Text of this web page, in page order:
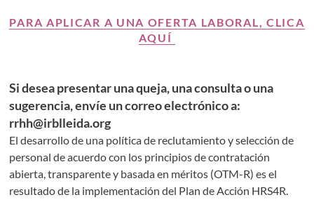
PARA APLICAR A UNA OFERTA LABORAL, CLICA
AQUÍ
Si desea presentar una queja, una consulta o una
sugerencia, envíe un correo electrónico a:
rrhh@irblleida.org
El desarrollo de una política de reclutamiento y selección de
personal de acuerdo con los principios de contratación
abierta, transparente y basada en méritos (OTM-R) es el
resultado de la implementación del Plan de Acción HRS4R.